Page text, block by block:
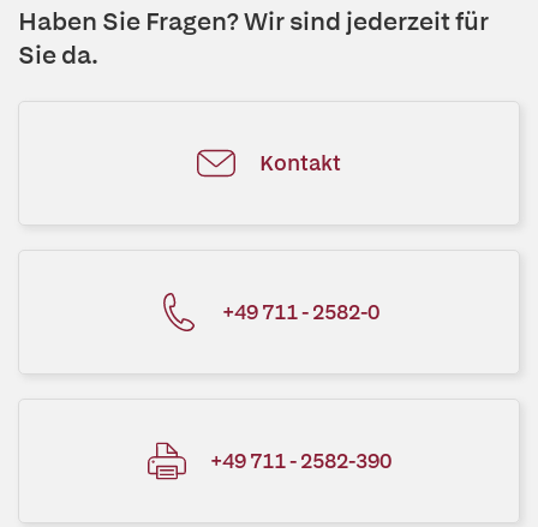
Haben Sie Fragen? Wir sind jederzeit für
Sie da.
Kontakt
+49 711 - 2582-0
+49 711 - 2582-390